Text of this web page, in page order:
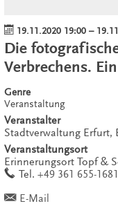
19.11.2020 19:00 –
Die
Verbrechens.
Genre
Veranstaltung
Veranstalter
Stadtverwaltung Erfurt,
Veranstaltungsort
Erinnerungsort Topf &
work
Tel. +49 361 655-1681
E-Mail